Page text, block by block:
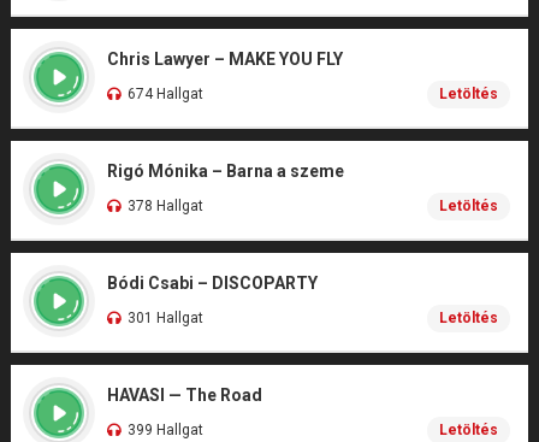
Chris Lawyer – MAKE YOU FLY
674 Hallgat Letöltés
Rigó Mónika – Barna a szeme
378 Hallgat Letöltés
Bódi Csabi – DISCOPARTY
301 Hallgat Letöltés
HAVASI — The Road
399 Hallgat Letöltés